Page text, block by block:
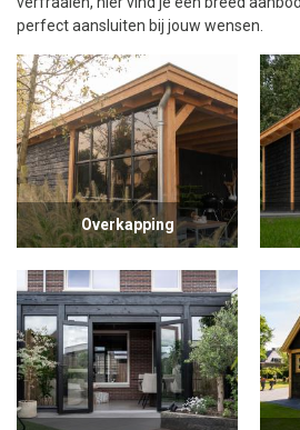
perfect aansluiten bij jouw wensen.
Overkapping